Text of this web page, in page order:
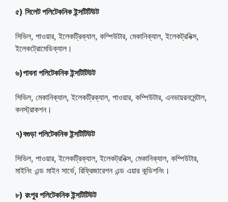
৫) সিলেট পলিটেকনিক ইন্সটিটিউট
সিভিল, পাওয়ার, ইলেকট্রিক্যাল, কম্পিউটার, মেকানিক্যাল, ইলেকট্রনিক্স,
ইলেকট্রোমেডিক্যাল।
৬)পাবনা পলিটেকনিক ইন্সটিটিউট
সিভিল, মেকানিক্যাল, ইলেকট্রিক্যাল, পাওয়ার, কম্পিউটার, এনভায়রনমেন্টাল,
কনস্ট্রাকশন।
৭)বগুড়া পলিটেকনিক ইন্সটিটিউট
সিভিল, পাওয়ার, ইলেকট্রিক্যাল, ইলেকট্রনিক্স, মেকানিক্যাল, কম্পিউটার,
মাইনিং এন্ড মাইন সার্ভে, রিফ্রিজারেশন এন্ড এয়ার কন্ডিশনিং।
৮) রংপুর পলিটেকনিক ইন্সটিটিউট